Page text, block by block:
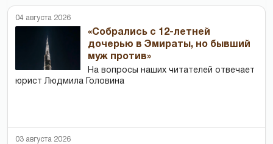
04 августа 2026
«Собрались с 12-летней
дочерью в Эмираты, но бывший
муж против»
На вопросы наших читателей отвечает
юрист Людмила Головина
03 августа 2026